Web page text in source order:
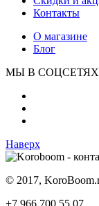
Контакты
О магазине
Блог
МЫ В СОЦСЕТЯХ
Наверх
© 2017,
+7 966 700 55 07